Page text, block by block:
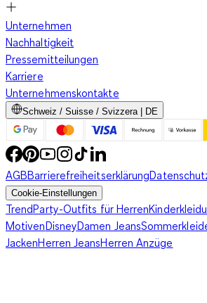
Unternehmen
Nachhaltigkeit
Pressemitteilungen
Karriere
Unternehmenskontakte
Schweiz / Suisse / Svizzera | DE
AGBBarrierefreiheitserklärung
Cookie-Einstellungen
TrendParty-Outfits für Herren
MotivenDisneyDamen Jeans
JackenHerren JeansHerren Anzüge